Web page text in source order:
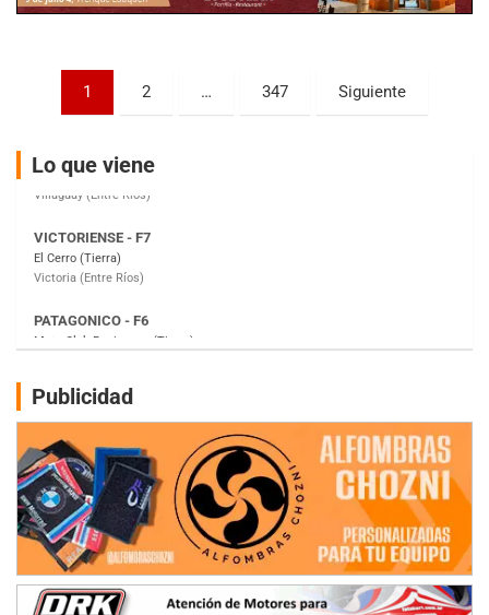
Paginación
entradas
1 2 … 347 Siguiente
Lo que viene
Trenque Lauquen (Buenos Aires)
Parque de la Velocidad (Asfalto)
Villaguay (Entre Ríos)
El Cerro (Tierra)
Victoria (Entre Ríos)
Moto Club Reginense (Tierra)
Gral. E. Godoy (Río Negro)
Juventud Unida (Tierra)
Humboldt (Santa Fe)
Ciudad de Avellaneda (Asfalto)
Avellaneda (Santa Fe)
SUR SANTAFESINO - F4
José Samuel Sánchez (Tierra)
Rufino (Santa Fe)
TUCUMANO - F5
Juan Navarro (Asfalto)
El Timbó (Tucumán)
Publicidad